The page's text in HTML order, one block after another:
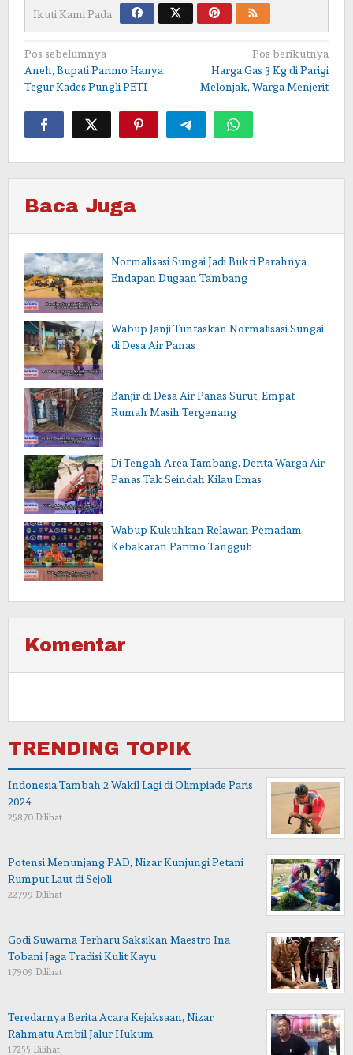
Ikuti Kami Pada
Navigasi
pos
Pos sebelumnya
Aneh, Bupati Parimo Hanya
Tegur Kades Pungli PETI
Pos berikutnya
Harga Gas 3 Kg di Parigi
Melonjak, Warga Menjerit
Baca Juga
Normalisasi Sungai Jadi Bukti Parahnya
Endapan Dugaan Tambang
Wabup Janji Tuntaskan Normalisasi Sungai
di Desa Air Panas
Banjir di Desa Air Panas Surut, Empat
Rumah Masih Tergenang
Di Tengah Area Tambang, Derita Warga Air
Panas Tak Seindah Kilau Emas
Wabup Kukuhkan Relawan Pemadam
Kebakaran Parimo Tangguh
Komentar
TRENDING TOPIK
Indonesia Tambah 2 Wakil Lagi di Olimpiade Paris
2024
25870 Dilihat
Potensi Menunjang PAD, Nizar Kunjungi Petani
Rumput Laut di Sejoli
22799 Dilihat
Godi Suwarna Terharu Saksikan Maestro Ina
Tobani Jaga Tradisi Kulit Kayu
17909 Dilihat
Teredarnya Berita Acara Kejaksaan, Nizar
Rahmatu Ambil Jalur Hukum
17255 Dilihat